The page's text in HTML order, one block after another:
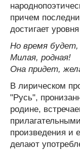
причем
достигает
Но время будет,
Милая, родная!
Она придет,
В лирическом
"Русь",
родине,
произведения и
делают